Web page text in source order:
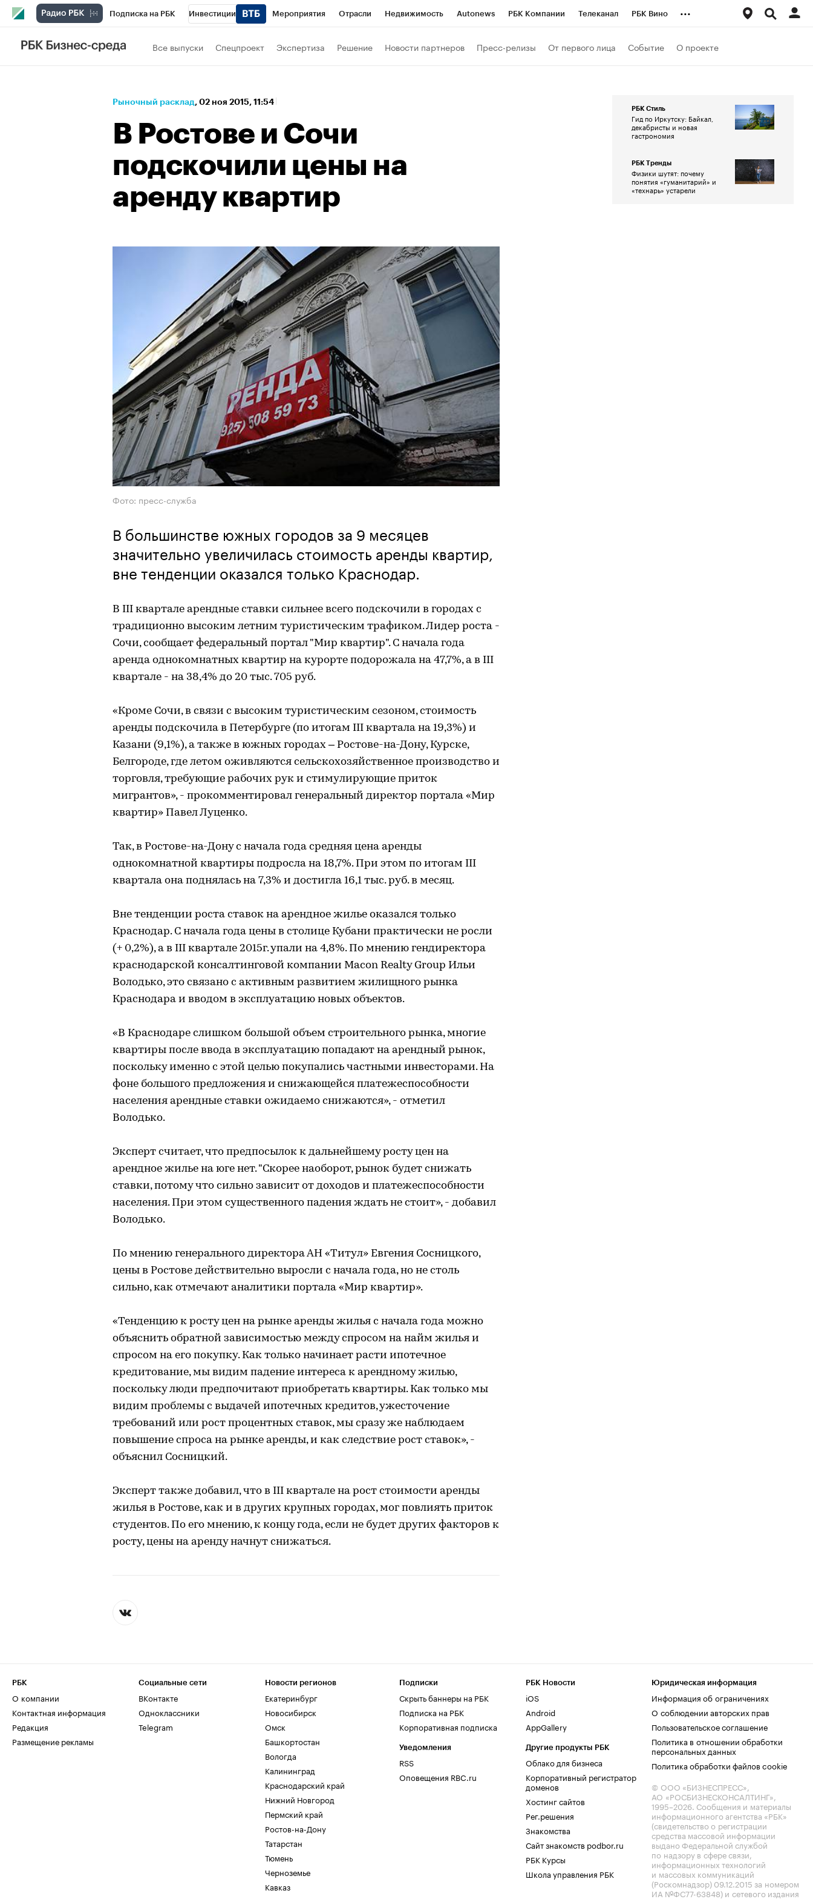
Подписка на РБК Инвестиции Мероприятия Отрасли Недвижимость Autonews РБК Компании Телеканал РБК Вино
Спорт
Технологии и медиа Рынок наличной валюты
...
Все выпуски Спецпроект Экспертиза Решение Новости партнеров Пресс-релизы От первого лица Событие О проекте
Рыночный расклад⁠, 02 ноя 2015, 11:54
В Ростове и Сочи
подскочили цены на
аренду квартир
Фото: пресс-служба
В большинстве южных городов за 9 месяцев
значительно увеличилась стоимость аренды квартир,
вне тенденции оказался только Краснодар.
В III квартале арендные ставки сильнее всего подскочили в городах с
традиционно высоким летним туристическим трафиком. Лидер роста -
Сочи, сообщает федеральный портал "Мир квартир". С начала года
аренда однокомнатных квартир на курорте подорожала на 47,7%, а в III
квартале - на 38,4% до 20 тыс. 705 руб.
«Кроме Сочи, в связи с высоким туристическим сезоном, стоимость
аренды подскочила в Петербурге (по итогам III квартала на 19,3%) и
Казани (9,1%), а также в южных городах – Ростове-на-Дону, Курске,
Белгороде, где летом оживляются сельскохозяйственное производство и
торговля, требующие рабочих рук и стимулирующие приток
мигрантов», - прокомментировал генеральный директор портала «Мир
квартир» Павел Луценко.
Так, в Ростове-на-Дону с начала года средняя цена аренды
однокомнатной квартиры подросла на 18,7%. При этом по итогам III
квартала она поднялась на 7,3% и достигла 16,1 тыс. руб. в месяц.
Вне тенденции роста ставок на арендное жилье оказался только
Краснодар. С начала года цены в столице Кубани практически не росли
(+ 0,2%), а в III квартале 2015г. упали на 4,8%. По мнению гендиректора
краснодарской консалтинговой компании Macon Realty Group Ильи
Володько, это связано с активным развитием жилищного рынка
Краснодара и вводом в эксплуатацию новых объектов.
«В Краснодаре слишком большой объем строительного рынка, многие
квартиры после ввода в эксплуатацию попадают на арендный рынок,
поскольку именно с этой целью покупались частными инвесторами. На
фоне большого предложения и снижающейся платежеспособности
населения арендные ставки ожидаемо снижаются», - отметил
Володько.
Эксперт считает, что предпосылок к дальнейшему росту цен на
арендное жилье на юге нет. "Скорее наоборот, рынок будет снижать
ставки, потому что сильно зависит от доходов и платежеспособности
населения. При этом существенного падения ждать не стоит», - добавил
Володько.
По мнению генерального директора АН «Титул» Евгения Сосницкого,
цены в Ростове действительно выросли с начала года, но не столь
сильно, как отмечают аналитики портала «Мир квартир».
«Тенденцию к росту цен на рынке аренды жилья с начала года можно
объяснить обратной зависимостью между спросом на найм жилья и
спросом на его покупку. Как только начинает расти ипотечное
кредитование, мы видим падение интереса к арендному жилью,
поскольку люди предпочитают приобретать квартиры. Как только мы
видим проблемы с выдачей ипотечных кредитов, ужесточение
требований или рост процентных ставок, мы сразу же наблюдаем
повышение спроса на рынке аренды, и как следствие рост ставок», -
объяснил Сосницкий.
Эксперт также добавил, что в III квартале на рост стоимости аренды
жилья в Ростове, как и в других крупных городах, мог повлиять приток
студентов. По его мнению, к концу года, если не будет других факторов к
росту, цены на аренду начнут снижаться.
РБК Стиль
Гид по Иркутску: Байкал,
декабристы и новая
гастрономия
РБК Тренды
Физики шутят: почему
понятия «гуманитарий» и
«технарь» устарели
РБК
О компании
Контактная информация
Редакция
Размещение рекламы
Социальные сети
ВКонтакте
Одноклассники
Telegram
Новости регионов
Екатеринбург
Новосибирск
Омск
Башкортостан
Вологда
Калининград
Краснодарский край
Нижний Новгород
Пермский край
Ростов-на-Дону
Татарстан
Тюмень
Черноземье
Кавказ
Подписки
Скрыть баннеры на РБК
Подписка на РБК
Корпоративная подписка
Уведомления
RSS
Оповещения RBC.ru
РБК Новости
iOS
Android
AppGallery
Другие продукты РБК
Облако для бизнеса
Корпоративный регистратор
доменов
Хостинг сайтов
Рег.решения
Знакомства
Сайт знакомств podbor.ru
РБК Курсы
Школа управления РБК
Юридическая информация
Информация об ограничениях
О соблюдении авторских прав
Пользовательское соглашение
Политика в отношении обработки
персональных данных
Политика обработки файлов cookie
© ООО «БИЗНЕСПРЕСС»,
АО «РОСБИЗНЕСКОНСАЛТИНГ»,
1995–2026. Сообщения и материалы
информационного агентства «РБК»
(свидетельство о регистрации
средства массовой информации
выдано Федеральной службой
по надзору в сфере связи,
информационных технологий
и массовых коммуникаций
(Роскомнадзор) 09.12.2015 за номером
ИА №ФС77-63848) и сетевого издания